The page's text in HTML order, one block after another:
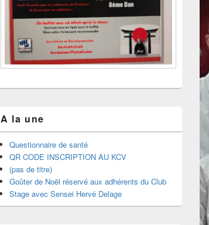
A la une
Questionnaire de santé
QR CODE INSCRIPTION AU KCV
(pas de titre)
Goûter de Noël réservé aux adhérents du Club
Stage avec Sensei Hervé Delage